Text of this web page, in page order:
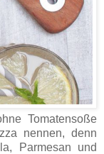
Tomatensoße
nennen, denn
Parmesan und